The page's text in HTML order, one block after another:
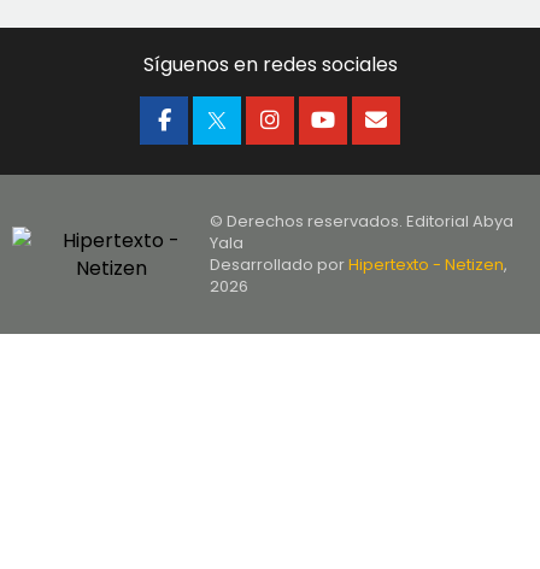
Síguenos en redes sociales
© Derechos reservados. Editorial Abya
Yala
Desarrollado porHipertexto - Netizen,
2026